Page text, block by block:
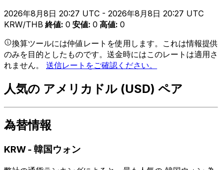
2026年8月8日 20:27 UTC - 2026年8月8日 20:27 UTC
KRW/THB 終値: 0 安値: 0 高値: 0
換算ツールには仲値レートを使用します。これは情報提供
のみを目的としたものです。送金時にはこのレートは適用さ
れません。 送信レートをご確認ください。
人気の アメリカドル (USD) ペア
為替情報
KRW - 韓国ウォン